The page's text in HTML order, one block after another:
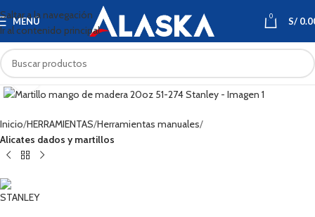
Saltar a la navegación
Ir al contenido principal
MENÚ 0 S/
Haga clic para ampliar
Inicio HERRAMIENTAS Herramientas manuales
Alicates dados y martillos